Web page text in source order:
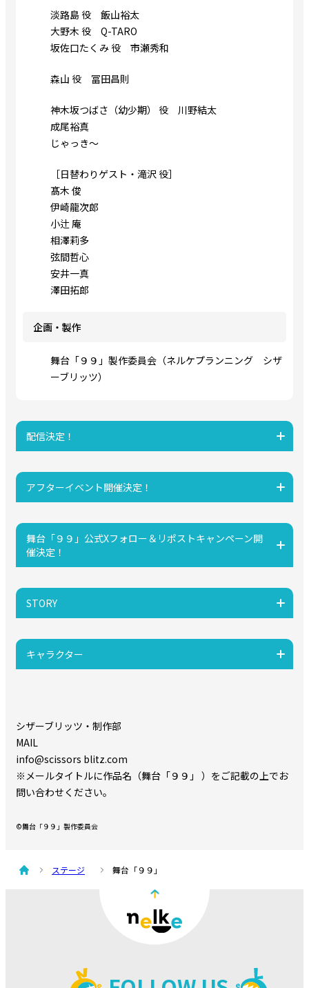
淡路島 役 飯山裕太
大野木 役 Q-TARO
坂佐口たくみ 役 市瀬秀和
森山 役 冨田昌則
神木坂つばさ（幼少期） 役 川野結太
成尾裕真
じゃっき～
［日替わりゲスト・滝沢 役］
髙木 俊
伊崎龍次郎
小辻 庵
相澤莉多
弦間哲心
安井一真
澤田拓郎
企画・製作
舞台「９９」製作委員会（ネルケプランニング シザ
ーブリッツ）
配信決定！
アフターイベント開催決定！
舞台「９９」公式Xフォロー＆リポストキャンペーン開
催決定！
STORY
キャラクター
シザーブリッツ・制作部
MAIL
info@scissors blitz.com
※メールタイトルに作品名（舞台「９９」 ）をご記載の上でお
問い合わせください。
©舞台「９９」製作委員会
ステージ 舞台「９９」